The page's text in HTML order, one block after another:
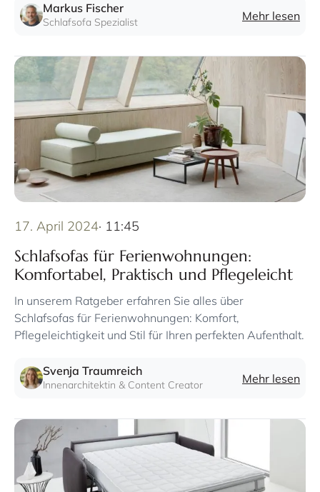
Markus Fischer
Schlafsofa Spezialist Mehr lesen
17. April 2024· 11:45
Schlafsofas für Ferienwohnungen:
Komfortabel, Praktisch und Pflegeleicht
In unserem Ratgeber erfahren Sie alles über
Schlafsofas für Ferienwohnungen: Komfort,
Pflegeleichtigkeit und Stil für Ihren perfekten Aufenthalt.
Svenja Traumreich
Innenarchitektin & Content Creator Mehr lesen